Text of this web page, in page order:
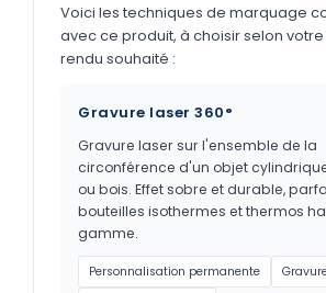
Voici les techniques de marquage
avec ce produit, à choisir selon votre
rendu souhaité :
Gravure laser 360°
Gravure laser sur l'ensemble de la
circonférence d'un objet
ou bois. Effet sobre et durable,
bouteilles isothermes et thermos
gamme.
Personnalisation permanente